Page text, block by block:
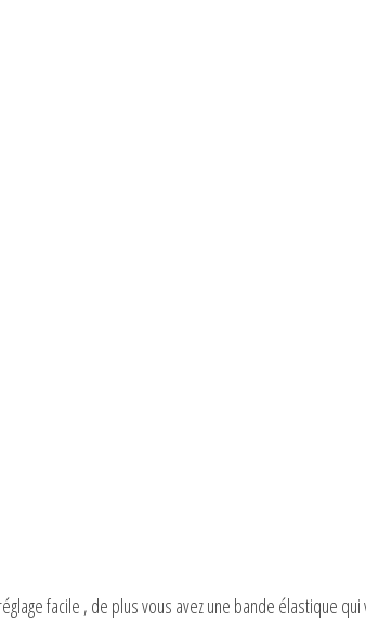
facile , de plus vous avez une bande élastique